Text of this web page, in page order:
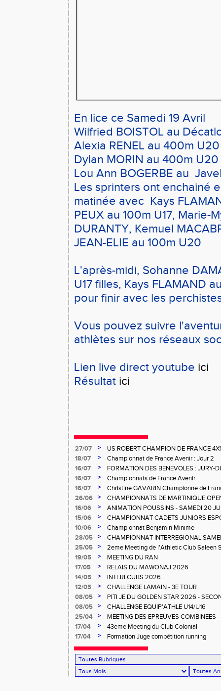
En lice ce Samedi 19 Avril
Wilfried BOISTOL au
Alexia RENEL au 400m
Dylan MORIN au 400m
Lou Ann BOGERBE au
Les sprinters ont enchainé
matinée avec Kays
PEUX au 100m U17, Marie-
DURANTY, Kemuel
JEAN-ELIE au 100m U20
L'après-midi, Sohanne
U17 filles, Kays FLAMAND
pour finir avec les
Vous pouvez suivre
athlètes sur nos réseaux
Lien live direct youtube ici
Résultat ici
27/07 >
US ROBERT CHAMPION DE FRANCE
18/07
>
Championnat de France Avenir : Jour 2
16/07
>
FORMATION DES BENEVOLES : JURY-
16/07
>
Championnats de France Avenir
16/07
>
Christine GAVARIN Championne de
26/06
>
CHAMPIONNATS DE MARTINIQUE
16/06
>
ANIMATION POUSSINS - SAMEDI 20
15/06
>
CHAMPIONNAT CADETS JUNIORS
10/06
>
Championnat Benjamin Minime
28/05
>
CHAMPIONNAT INTERREGIONAL
Gosier
25/05 >
2eme Meeting de l'Athletic Club Saleen
19/05
>
MEETING DU RAN
17/05
>
RELAIS DU MAWONAJ 2026
14/05
>
INTERLCUBS 2026
12/05
>
CHALLENGE LAMAIN - 3E TOUR
08/05
>
PITI JE DU GOLDEN STAR 2026 -
08/05
>
CHALLENGE EQUIP'ATHLE U14/U16
25/04
>
MEETING DES EPREUVES
Salée
17/04 >
43eme Meeting du Club Colonial
17/04
> Formation Juge compétition running